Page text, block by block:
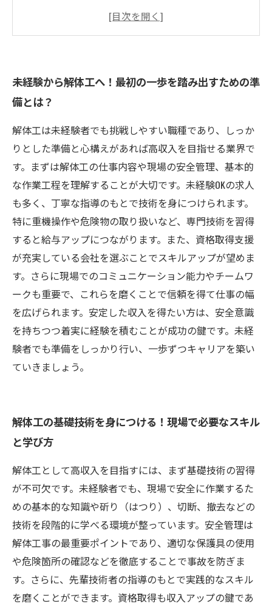
安全第一！未経験者でも安心して働ける現場の
人の共通点
未経験から高収入を実現！成功する解体工の働
き方総まとめ
解体工事の求人情報まとめ！未経験者歓迎のお
すすめ職場紹介
未経験歓迎！これから稼げる解体工の仕事と
は？働くメリットと将来性
未経験から解体工へ！最初の一歩を踏み出すための準
備とは？
解体工は未経験者でも挑戦しやすい職種であり、しっか
りとした準備と心構えがあれば高収入を目指せる業界で
す。まずは解体工の仕事内容や現場の安全管理、基本的
な作業工程を理解することが大切です。未経験OKの求人
も多く、丁寧な指導のもとで技術を身につけられます。
特に重機操作や危険物の取り扱いなど、専門技術を習得
すると給与アップにつながります。また、資格取得支援
が充実している会社を選ぶことでスキルアップが望めま
す。さらに現場でのコミュニケーション能力やチームワ
ークも重要で、これらを磨くことで信頼を得て仕事の幅
を広げられます。安定した収入を得たい方は、安全意識
を持ちつつ着実に経験を積むことが成功の鍵です。未経
験者でも準備をしっかり行い、一歩ずつキャリアを築い
ていきましょう。
解体工の基礎技術を身につける！現場で必要なスキル
と学び方
解体工として高収入を目指すには、まず基礎技術の習得
が不可欠です。未経験者でも、現場で安全に作業するた
めの基本的な知識や斫り（はつり）、切断、撤去などの
技術を段階的に学べる環境が整っています。安全管理は
解体工事の最重要ポイントであり、適切な保護具の使用
や危険箇所の確認などを徹底することで事故を防ぎま
す。さらに、先輩技術者の指導のもとで実践的なスキル
を磨くことができます。資格取得も収入アップの鍵であ